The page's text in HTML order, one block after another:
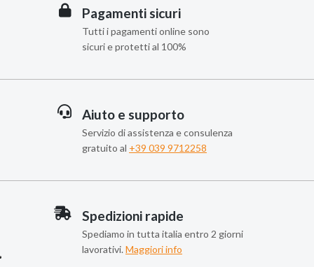
Pagamenti sicuri
Tutti i pagamenti online sono
sicuri e protetti al 100%
Aiuto e supporto
Servizio di assistenza e consulenza
gratuito al +39 039 9712258
Spedizioni rapide
Spediamo in tutta italia entro 2 giorni
lavorativi. Maggiori info